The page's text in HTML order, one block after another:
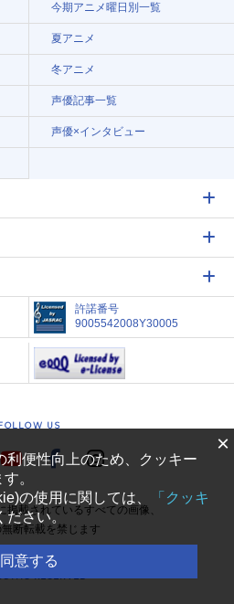
今期アニメ曜日別一覧
夏アニメ
冬アニメ
声優記事一覧
声優×インタビュー
許諾番号
9005542008Y30005
US
掲載されているすべての画像、
断転載を禁じます
ANIMATE CORPORATION.
RESERVED
×
利便性向上のため、クッキー
。
の使用に関しては、
「クッキ
ださい。
同意する